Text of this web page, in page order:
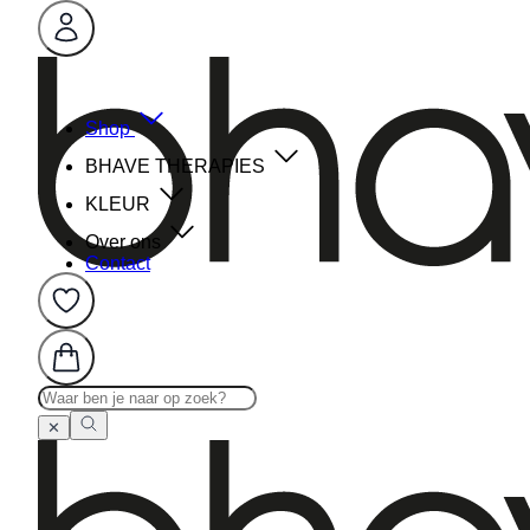
✕
Shop
BHAVE THERAPIES
KLEUR
Over ons
Contact